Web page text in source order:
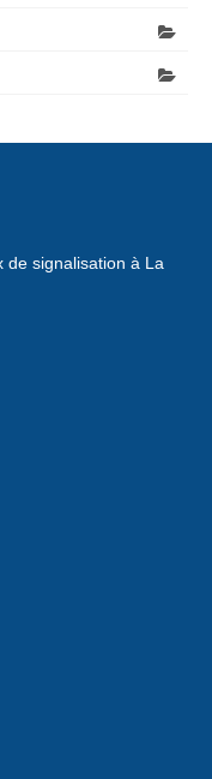
de signalisation à La